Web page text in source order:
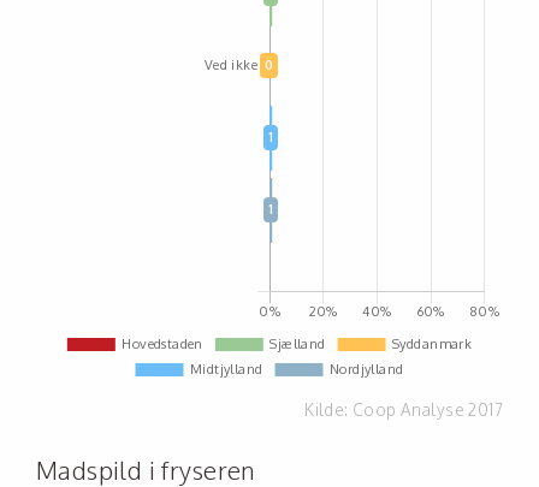
Kilde: Coop Analyse 2017
Madspild i fryseren